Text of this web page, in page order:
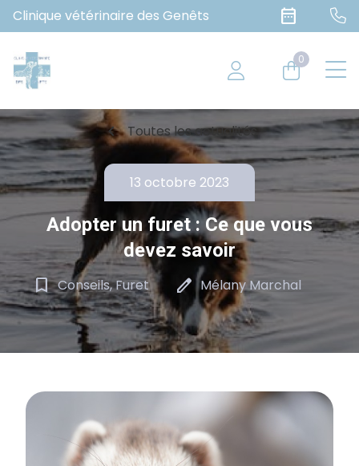
Clinique vétérinaire des Genêts date_range
0
chevron_left Toutes les actualités
13 octobre 2023
Adopter un furet : Ce que vous
devez savoir
bookmark_border Conseils, Furet edit Mélany Marchal